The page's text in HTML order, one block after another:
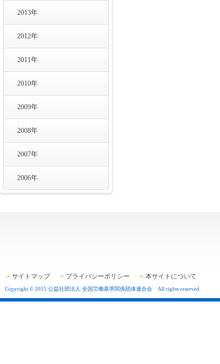
2013年
2012年
2011年
2010年
2009年
2008年
2007年
2006年
サイトマップ プライバシーポリシー 本サイトについて
Copyright © 2015 公益社団法人 全国労働基準関係団体連合会 All rights reserved.